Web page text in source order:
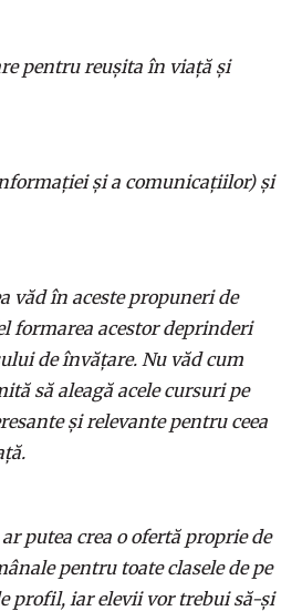
pentru reușita în viață și
și a comunicațiilor) și
văd în aceste propuneri de
formarea acestor deprinderi
de învățare. Nu văd cum
să aleagă acele cursuri pe
și relevante pentru ceea
putea crea o ofertă proprie de
pentru toate clasele de pe
profil, iar elevii vor trebui să-și